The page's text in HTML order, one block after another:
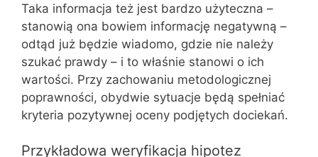
Taka informacja też jest bardzo użyteczna –
stanowią ona bowiem informację negatywną –
odtąd już będzie wiadomo, gdzie nie należy
szukać prawdy – i to właśnie stanowi o ich
wartości. Przy zachowaniu metodologicznej
poprawności, obydwie sytuacje będą spełniać
kryteria pozytywnej oceny podjętych dociekań.
Przykładowa weryfikacja hipotez